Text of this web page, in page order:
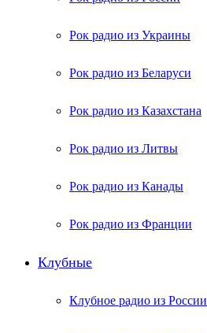
Рок радио из Украины
Рок радио из Беларуси
Рок радио из Казахстана
Рок радио из Литвы
Рок радио из Канады
Рок радио из Франции
Клубные
Клубное радио из России